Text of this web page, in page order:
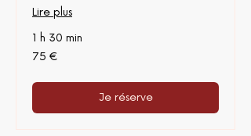
Lire plus
1 h 30 min
75
euros
75 €
Je réserve